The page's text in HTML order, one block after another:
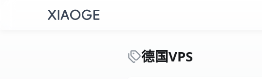
德国VPS